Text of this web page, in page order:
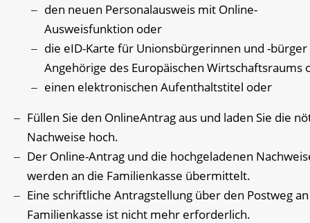
den neuen Personalausweis mit Online-
Ausweisfunktion oder
die eID-Karte für Unionsbürgerinnen und -
Angehörige des Europäischen Wirtschaftsraums
einen elektronischen Aufenthaltstitel oder
Füllen Sie den OnlineAntrag aus und laden Sie die
Nachweise hoch.
Der Online-Antrag und die hochgeladenen
werden an die Familienkasse übermittelt.
Eine schriftliche Antragstellung über den Postweg
Familienkasse ist nicht mehr erforderlich.